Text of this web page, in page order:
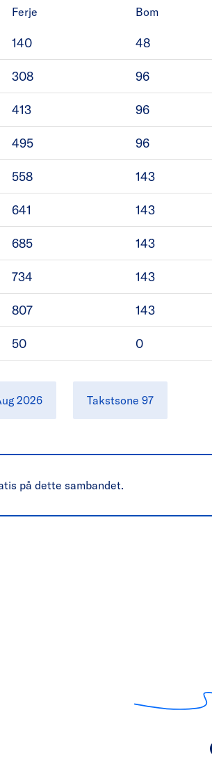
Ferje Bom
140 48
308 96
413 96
495 96
558 143
641 143
685 143
734 143
807 143
50 0
2026 Takstsone 97
på dette sambandet.